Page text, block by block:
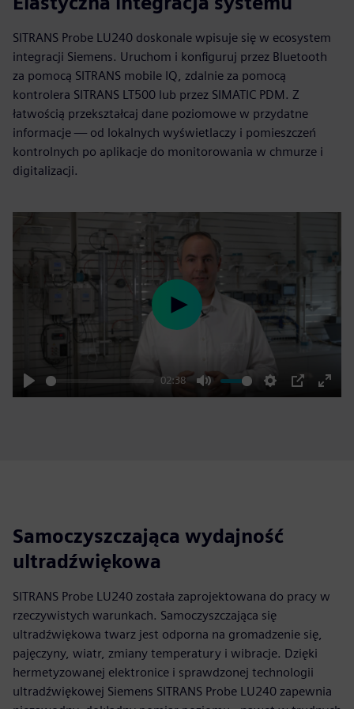
SITRANS Probe LU240 doskonale wpisuje się w ecosystem
integracji Siemens. Uruchom i konfiguruj przez Bluetooth
za pomocą SITRANS mobile IQ, zdalnie za pomocą
kontrolera SITRANS LT500 lub przez SIMATIC PDM. Z
łatwością przekształcaj dane poziomowe w przydatne
informacje — od lokalnych wyświetlaczy i pomieszczeń
kontrolnych po aplikacje do monitorowania w chmurze i
digitalizacji.
Play
02:38
Mute Settings
PIP
Enter
Play
Samoczyszczająca wydajność
ultradźwiękowa
SITRANS Probe LU240 została zaprojektowana do pracy w
rzeczywistych warunkach. Samoczyszczająca się
ultradźwiękowa twarz jest odporna na gromadzenie się,
pajęczyny, wiatr, zmiany temperatury i wibracje. Dzięki
hermetyzowanej elektronice i sprawdzonej technologii
ultradźwiękowej Siemens SITRANS Probe LU240 zapewnia